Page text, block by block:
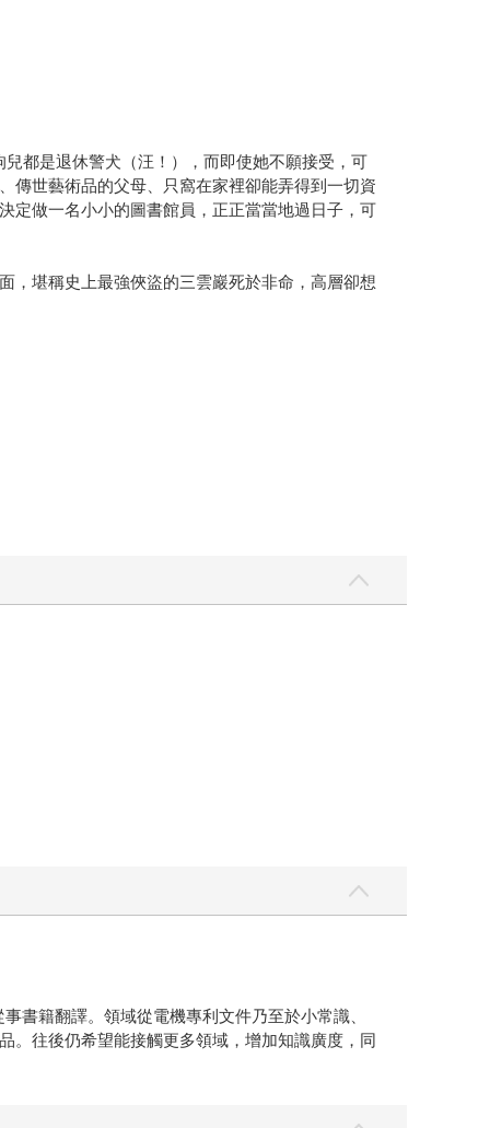
都是退休警犬（汪！），而即使她不願接受，可
傳世藝術品的父母、只窩在家裡卻能弄得到一切資
定做一名小小的圖書館員，正正當當地過日子，可
，堪稱史上最強俠盜的三雲巖死於非命，高層卻想
書籍翻譯。領域從電機專利文件乃至於小常識、
。往後仍希望能接觸更多領域，增加知識廣度，同